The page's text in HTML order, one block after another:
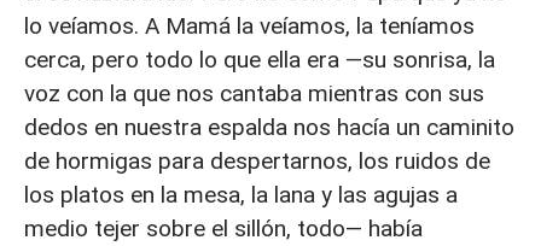
lo veíamos. A Mamá la veíamos, la teníamos
cerca, pero todo lo que ella era —su sonrisa, la
voz con la que nos cantaba mientras con sus
dedos en nuestra espalda nos hacía un caminito
de hormigas para despertarnos, los ruidos de
los platos en la mesa, la lana y las agujas a
medio tejer sobre el sillón, todo— había